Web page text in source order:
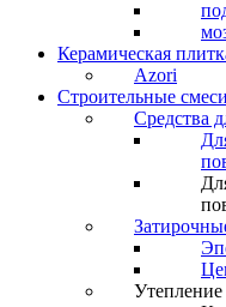
Керамическая
Azori
Строительные смеси
Средства
Утепление